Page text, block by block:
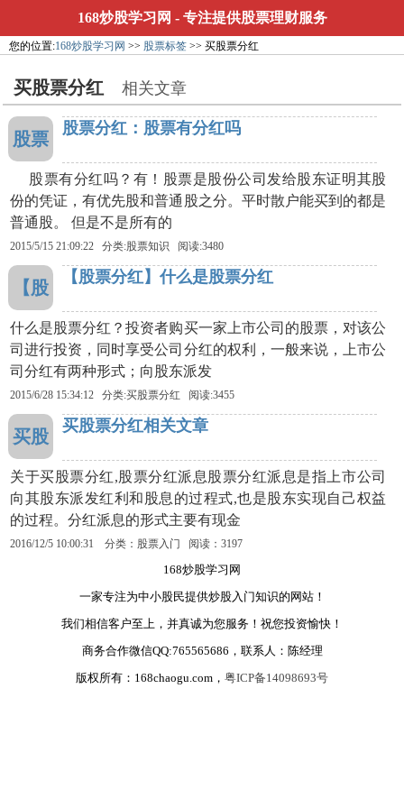
168炒股学习网 - 专注提供股票理财服务
您的位置:168炒股学习网 >> 股票标签 >> 买股票分红
买股票分红 相关文章
股票
股票分红：股票有分红吗
股票有分红吗？有！股票是股份公司发给股东证明其股
份的凭证，有优先股和普通股之分。平时散户能买到的都是
普通股。 但是不是所有的
2015/5/15 21:09:22 分类:股票知识 阅读:3480
【股
【股票分红】什么是股票分红
什么是股票分红？投资者购买一家上市公司的股票，对该公
司进行投资，同时享受公司分红的权利，一般来说，上市公
司分红有两种形式；向股东派发
2015/6/28 15:34:12 分类:买股票分红 阅读:3455
买股
买股票分红相关文章
关于买股票分红,股票分红派息股票分红派息是指上市公司
向其股东派发红利和股息的过程式,也是股东实现自己权益
的过程。分红派息的形式主要有现金
2016/12/5 10:00:31 分类：股票入门 阅读：3197
168炒股学习网
一家专注为中小股民提供炒股入门知识的网站！
我们相信客户至上，并真诚为您服务！祝您投资愉快！
商务合作微信QQ:765565686，联系人：陈经理
版权所有：168chaogu.com， 粤ICP备14098693号